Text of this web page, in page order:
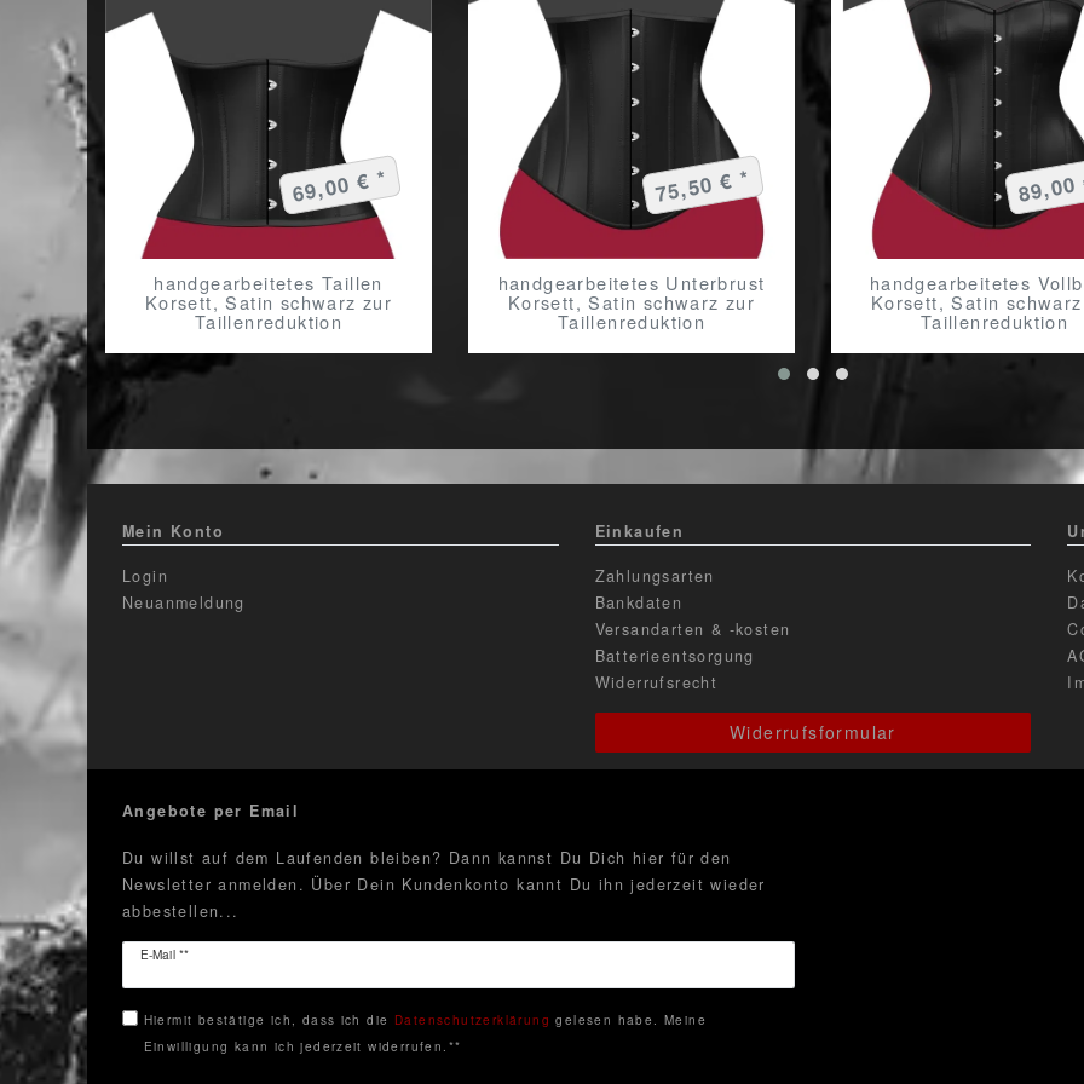
handgearbeitetes Taillen
Korsett, Satin schwarz zur
Taillenreduktion
69,00 € *
handgearbeitetes Unterbrust
Korsett, Satin schwarz zur
Taillenreduktion
75,50 € *
handgearbeitetes
Korsett, Satin
Taillenreduktion
Mein Konto
Login
Neuanmeldung
Einkaufen
Zahlungsarten
Bankdaten
Versandarten & -kosten
Batterieentsorgung
Widerrufsrecht
Widerrufsformular
Angebote per Email
Du willst auf dem Laufenden bleiben? Dann kannst Du Dich hier für den
Newsletter anmelden. Über Dein Kundenkonto kannt Du ihn jederzeit wieder
abbestellen...
E-Mail **
Newsletter
Hiermit bestätige ich, dass ich die Daten­schutz­erklärung gelesen habe. Meine
Einwilligung kann ich jederzeit widerrufen.**